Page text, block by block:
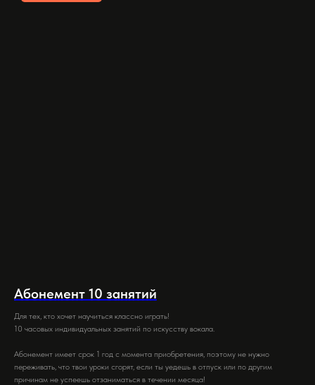
Абонемент 10 занятий
Для тех, кто хочет научиться классно играть!
10 часовых индивидуальных занятий по искусству вокала.
Абонемент имеет срок 1 год с момента приобретения, поэтому не нужно
переживать, что твои уроки сгорят, если ты уедешь в отпуск или по другим
причинам не успеешь отзаниматься в течении месяца!